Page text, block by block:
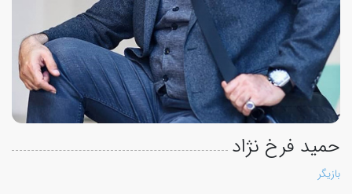
حمید فرخ نژاد
بازیگر